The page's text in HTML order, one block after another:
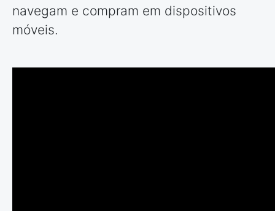
navegam e compram em dispositivos
móveis.